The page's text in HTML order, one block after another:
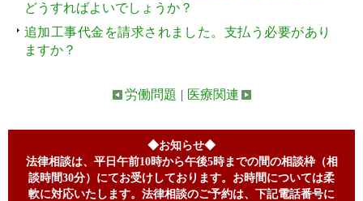
どうすればよいでしょうか？
追加工事代金を請求されました。支払う必要があり
ますか？
労働問題 | 医療関連
◆お知らせ◆
法律相談は、平日午前10時から午後5時までの間の相談枠（相
談時間30分）にてお受けしております。お時間については柔
軟に対応いたします。法律相談のご予約は、下記電話番号に